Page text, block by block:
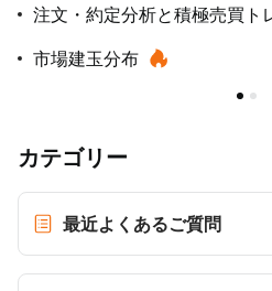
注文・約定分析と積極売買ト
市場建玉分布
カテゴリー
最近よくあるご質問